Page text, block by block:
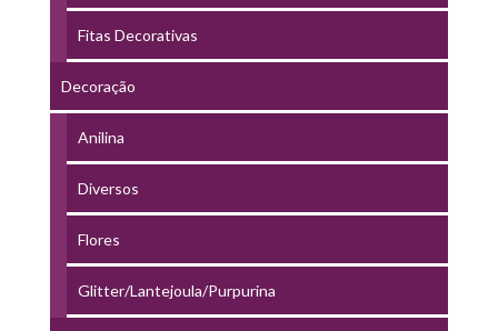
Fitas Decorativas
Decoração
Anilina
Diversos
Flores
Glitter/Lantejoula/Purpurina